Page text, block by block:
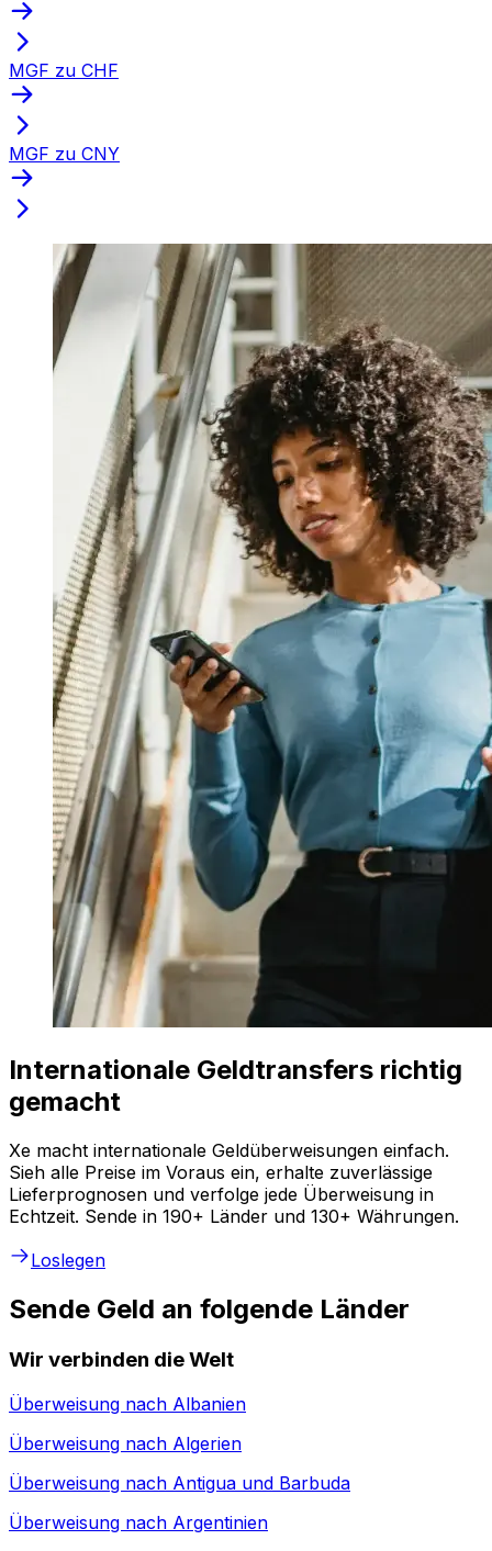
MGF zu CHF
MGF zu CNY
Internationale Geldtransfers richtig
gemacht
Xe macht internationale Geldüberweisungen einfach.
Sieh alle Preise im Voraus ein, erhalte zuverlässige
Lieferprognosen und verfolge jede Überweisung in
Echtzeit. Sende in 190+ Länder und 130+ Währungen.
Loslegen
Sende Geld an folgende Länder
Wir verbinden die Welt
Überweisung nach Albanien
Überweisung nach Algerien
Überweisung nach Antigua und Barbuda
Überweisung nach Argentinien